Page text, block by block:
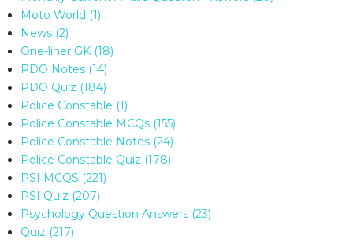
Moto World (1)
News (2)
One-liner GK (18)
PDO Notes (14)
PDO Quiz (184)
Police Constable (1)
Police Constable MCQs (155)
Police Constable Notes (24)
Police Constable Quiz (178)
PSI MCQS (221)
PSI Quiz (207)
Psychology Question Answers (23)
Quiz (217)